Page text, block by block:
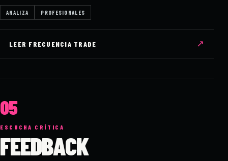
ANALIZA PROFESIONALES
LEER FRECUENCIA TRADE ↗
05
ESCUCHA CRÍTICA
FEEDBACK